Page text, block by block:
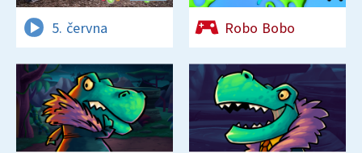
5. června Robo Bobo